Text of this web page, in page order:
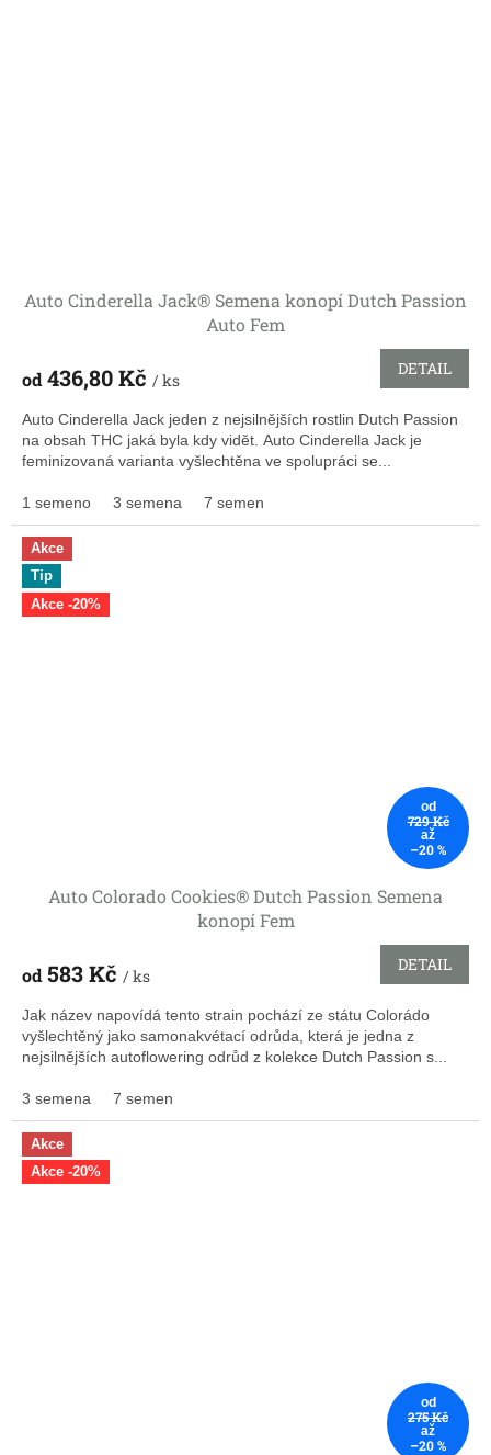
Auto Cinderella Jack® Semena konopí Dutch Passion
Auto Fem
od 436,80 Kč / ks
DETAIL
Auto Cinderella Jack jeden z nejsilnějších rostlin Dutch Passion
na obsah THC jaká byla kdy vidět. Auto Cinderella Jack je
feminizovaná varianta vyšlechtěna ve spolupráci se...
1 semeno 3 semena 7 semen
Akce
Tip
Akce -20%
od
729 Kč
až
–20 %
Auto Colorado Cookies® Dutch Passion Semena
konopí Fem
od 583 Kč / ks
DETAIL
Jak název napovídá tento strain pochází ze státu Colorádo
vyšlechtěný jako samonakvétací odrůda, která je jedna z
nejsilnějších autoflowering odrůd z kolekce Dutch Passion s...
3 semena 7 semen
Akce
Akce -20%
od
275 Kč
až
–20 %